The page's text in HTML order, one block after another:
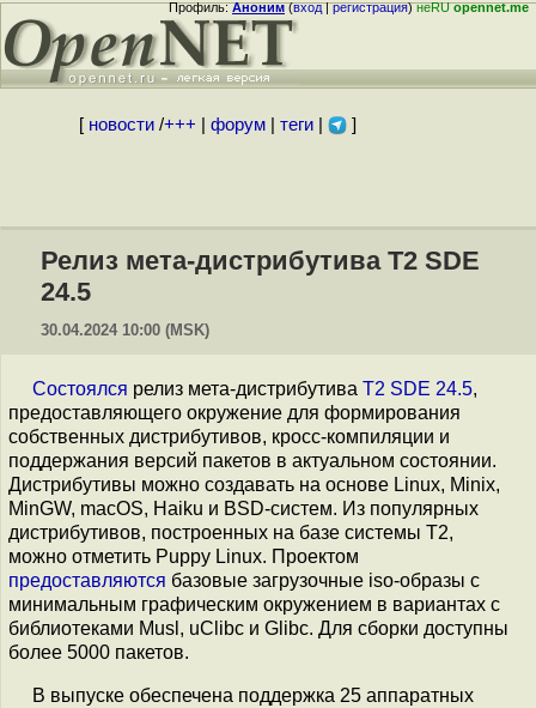
Профиль:Аноним(вход|регистрация)неRUopennet.me
[ новости/+++ форум| теги| ]
Релиз мета-дистрибутива T2 SDE
24.5
30.04.2024 10:00 (MSK)
Состоялся релиз мета-дистрибутива T2 SDE 24.5,
предоставляющего окружение для формирования
собственных дистрибутивов, кросс-компиляции и
поддержания версий пакетов в актуальном состоянии.
Дистрибутивы можно создавать на основе Linux, Minix,
MinGW, macOS, Haiku и BSD-систем. Из популярных
дистрибутивов, построенных на базе системы T2,
можно отметить Puppy Linux. Проектом
предоставляются базовые загрузочные iso-образы с
минимальным графическим окружением в вариантах с
библиотеками Musl, uClibc и Glibc. Для сборки доступны
более 5000 пакетов.
В выпуске обеспечена поддержка 25 аппаратных